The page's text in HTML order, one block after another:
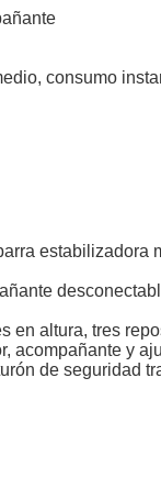
consumo
en altura, tres
acompañante y
de seguridad